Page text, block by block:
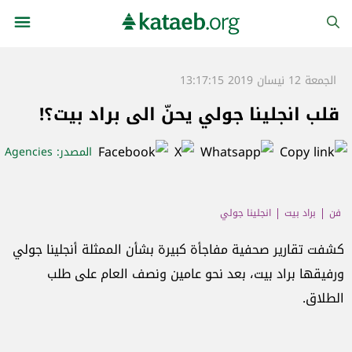
الجمعة 12 نيسان 2019 13:17:15
قلب انجلينا جولي يحنّ الى براد بيت؟!
المصدر: Agencies
فن براد بيت انجلينا جولي
كشفت تقارير صحفية مفاجأة كبيرة بشأن الممثلة أنجلينا جولي
ورفيقها براد بيت، بعد نحو عامين ونصف العام على طلب
الطلاق.